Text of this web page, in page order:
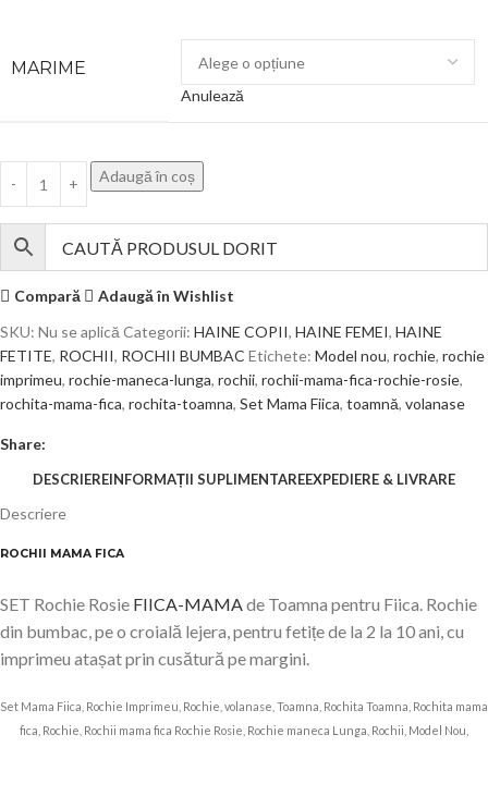
MARIME
Anulează
Adaugă în coș
Compară
Adaugă în Wishlist
SKU: Nu se aplicăCategorii: HAINE COPII, HAINE FEMEI, HAINE
FETITE, ROCHII, ROCHII BUMBAC Etichete: Model nou, rochie, rochie
imprimeu, rochie-maneca-lunga, rochii, rochii-mama-fica-rochie-rosie,
rochita-mama-fica, rochita-toamna, Set Mama Fiica, toamnă, volanase
Share:
DESCRIEREINFORMAȚII SUPLIMENTAREEXPEDIERE & LIVRARE
Descriere
ROCHII MAMA FICA
SET Rochie Rosie FIICA-MAMAde Toamna pentru Fiica. Rochie
din bumbac, pe o croială lejera, pentru fetițe de la 2 la 10 ani, cu
imprimeu atașat prin cusătură pe margini.
Set Mama Fiica, Rochie Imprimeu, Rochie, volanase, Toamna, Rochita Toamna, Rochita mama
fica, Rochie, Rochii mama fica Rochie Rosie, Rochie maneca Lunga, Rochii, Model Nou,